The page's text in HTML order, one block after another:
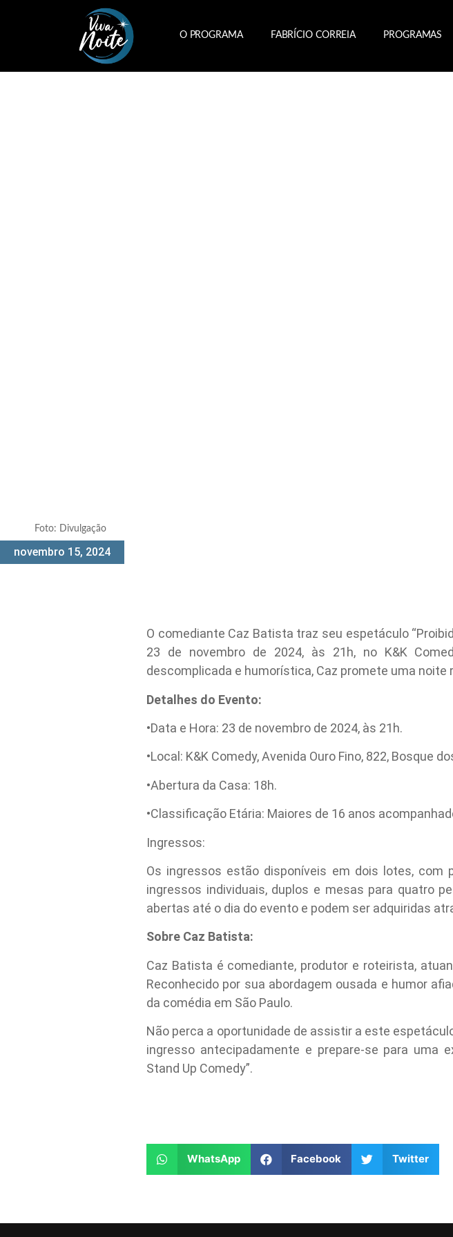
O PROGRAMA FABRÍCIO CORREIA PROGRAMAS
Foto: Divulgação
novembro 15, 2024
O comediante Caz Batista traz seu espetáculo
23 de novembro de 2024, às 21h, no K&K
descomplicada e humorística, Caz promete uma noite
Detalhes do Evento:
•Data e Hora: 23 de novembro de 2024, às 21h.
•Local: K&K Comedy, Avenida Ouro Fino, 822, Bosque
•Abertura da Casa: 18h.
•Classificação Etária: Maiores de 16 anos
Ingressos:
Os ingressos estão disponíveis em dois lotes, com
ingressos individuais, duplos e mesas para quatro
abertas até o dia do evento e podem ser adquiridas
Sobre Caz Batista:
Caz Batista é comediante, produtor e roteirista,
Reconhecido por sua abordagem ousada e humor
da comédia em São Paulo.
Não perca a oportunidade de assistir a este
ingresso antecipadamente e prepare-se para uma
Stand Up Comedy”.
WhatsApp Facebook Twitter